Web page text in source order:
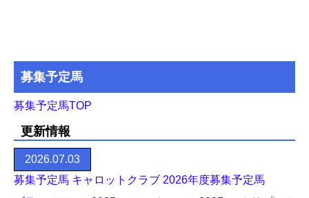
募集予定馬
募集予定馬TOP
更新情報
2026.07.03
募集予定馬 キャロットクラブ 2026年度募集予定馬